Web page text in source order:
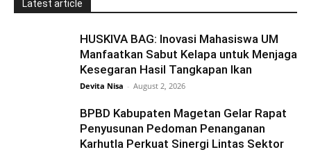
Latest article
HUSKIVA BAG: Inovasi Mahasiswa UM
Manfaatkan Sabut Kelapa untuk Menjaga
Kesegaran Hasil Tangkapan Ikan
Devita Nisa - August 2, 2026
BPBD Kabupaten Magetan Gelar Rapat
Penyusunan Pedoman Penanganan
Karhutla Perkuat Sinergi Lintas Sektor